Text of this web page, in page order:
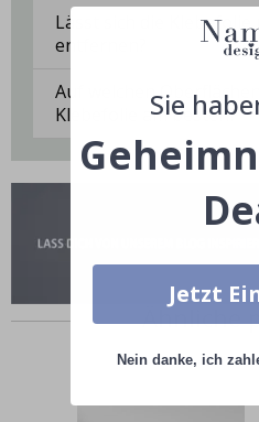
Lässt sich die Klebefolie
entfernen?
Auf welchen
Klebefolie am besten?
Ähnliche
Sie
Jetzt
Nein danke, ich